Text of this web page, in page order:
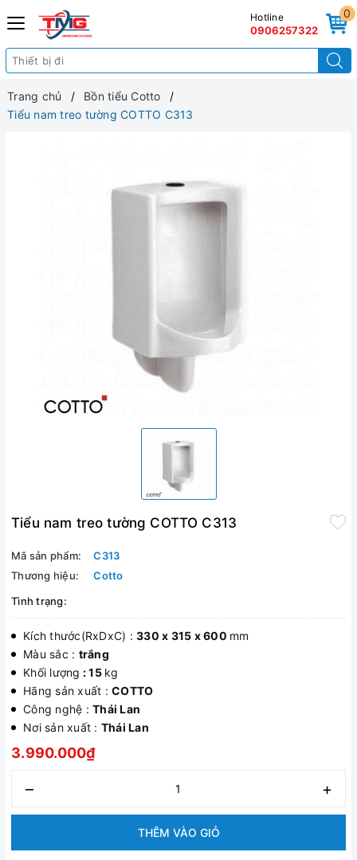
0
Hotline
0906257322
Trang chủ
Bồn tiểu Cotto
Tiểu nam treo tường COTTO C313
Tiểu nam treo tường COTTO C313
Mã sản phẩm:
C313
Thương hiệu:
Cotto
Tình trạng:
Kích thước(RxDxC) : 330 x 315 x 600 mm
Màu sắc : trắng
Khối lượng : 15 kg
Hãng sản xuất : COTTO
Công nghệ : Thái Lan
Nơi sản xuất : Thái Lan
3.990.000₫
– +
THÊM VÀO GIỎ